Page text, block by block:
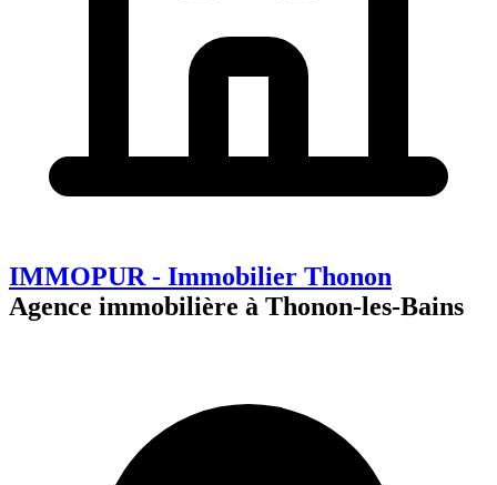
IMMOPUR - Immobilier Thonon
Agence immobilière à Thonon-les-Bains